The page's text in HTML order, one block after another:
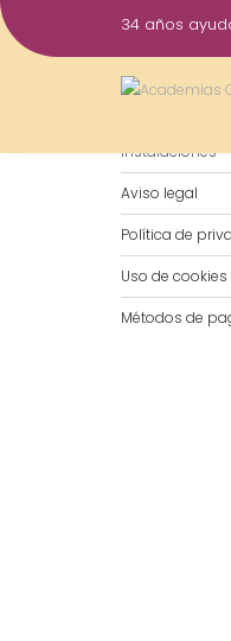
Saltar
al
34 años
Instalaciones
Aviso legal
Política de
Uso de cookies
Métodos de